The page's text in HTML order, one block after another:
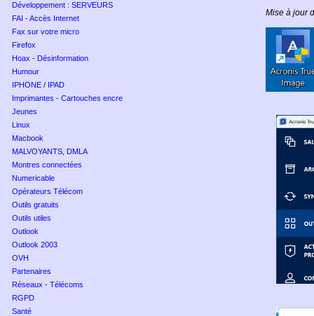
Développement : SERVEURS
FAI - Accès Internet
Fax sur votre micro
Firefox
Hoax - Désinformation
Humour
IPHONE / IPAD
Imprimantes - Cartouches encre
Jeunes
Linux
Macbook
MALVOYANTS, DMLA
Montres connectées
Numericable
Opérateurs Télécom
Outils gratuits
Outils utiles
Outlook
Outlook 2003
OVH
Partenaires
Réseaux - Télécoms
RGPD
Santé
Mise à jour